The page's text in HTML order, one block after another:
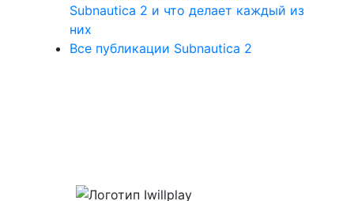
Subnautica 2 и что делает каждый из
них
Все публикации Subnautica 2